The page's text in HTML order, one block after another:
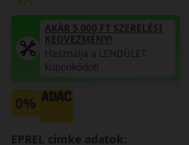
AKÁR 5.000 FT SZERELÉSI
KEDVEZMÉNY!
Használja a LENDÜLET
kuponkódot!
0%
EPREL cimke adatok: